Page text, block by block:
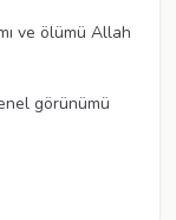
ve ölümü Allah
görünümü